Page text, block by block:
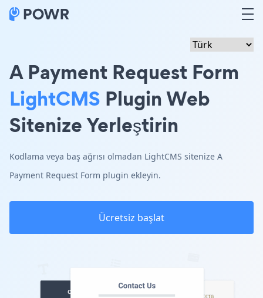
A Payment Request Form
LightCMS Plugin Web
Sitenize Yerleştirin
Kodlama veya baş ağrısı olmadan LightCMS sitenize A
Payment Request Form plugin ekleyin.
Ücretsiz başlat